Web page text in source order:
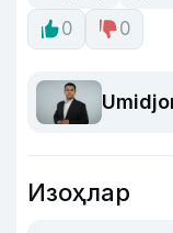
0
0
Изоҳлар